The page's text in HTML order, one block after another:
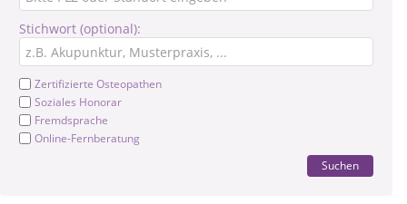
Stichwort (optional):
Zertifizierte Osteopathen
Soziales Honorar
Fremdsprache
Online-Fernberatung
Suchen